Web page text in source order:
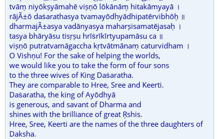
tvāṃ niyōkṣyāmahē viṣṇō lōkānāṃ hitakāmyayā ।
rājÃ±ō daṡarathasya tvamayōdhyādhipatērvibhōḥ ॥
dharmajÃ±asya vadānyasya maharṣisamatējasaḥ ।
tasya bhāryāsu tisṛṣu hrīṡrīkīrtyupamāsu ca ॥
viṣṇō putratvamāgaccha kṛtvātmānaṃ caturvidham ।
O Vishṇu! For the sake of helping the worlds,
we would like you to take the form of four sons
to the three wives of King Daṡaratha.
They are comparable to Hree, Sree and Keerti.
Daṡaratha, the king of Ayōdhyā
is generous, and savant of Dharma and
shines with the brilliance of great Ṛshis.
Hree, Sree, Keerti are the names of the three daughters of
Daksha.